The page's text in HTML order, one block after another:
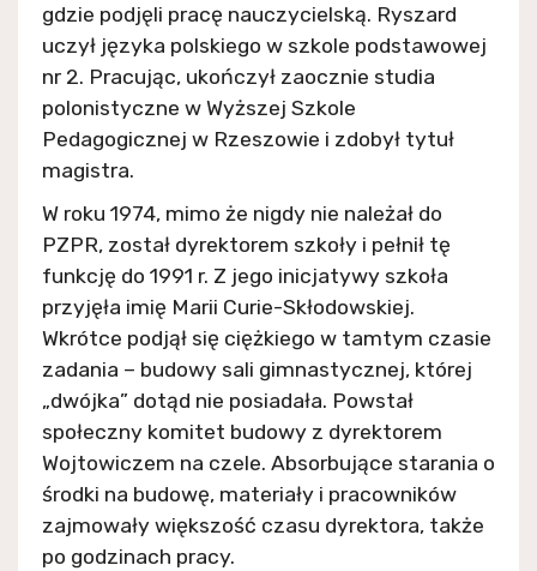
gdzie podjęli pracę nauczycielską. Ryszard
uczył języka polskiego w szkole podstawowej
nr 2. Pracując, ukończył zaocznie studia
polonistyczne w Wyższej Szkole
Pedagogicznej w Rzeszowie i zdobył tytuł
magistra.
W roku 1974, mimo że nigdy nie należał do
PZPR, został dyrektorem szkoły i pełnił tę
funkcję do 1991 r. Z jego inicjatywy szkoła
przyjęła imię Marii Curie-Skłodowskiej.
Wkrótce podjął się ciężkiego w tamtym czasie
zadania – budowy sali gimnastycznej, której
„dwójka” dotąd nie posiadała. Powstał
społeczny komitet budowy z dyrektorem
Wojtowiczem na czele. Absorbujące starania o
środki na budowę, materiały i pracowników
zajmowały większość czasu dyrektora, także
po godzinach pracy.